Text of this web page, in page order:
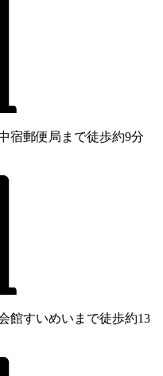
宿郵便局まで徒歩約9分
館すいめいまで徒歩約13